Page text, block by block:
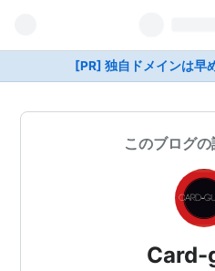
[PR] 独自ドメインは早
このブログ
Card-